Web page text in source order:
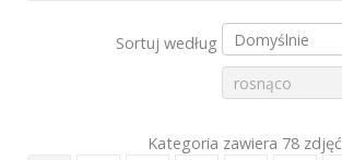
Sortuj według
Kategoria zawiera 78 zdjęć